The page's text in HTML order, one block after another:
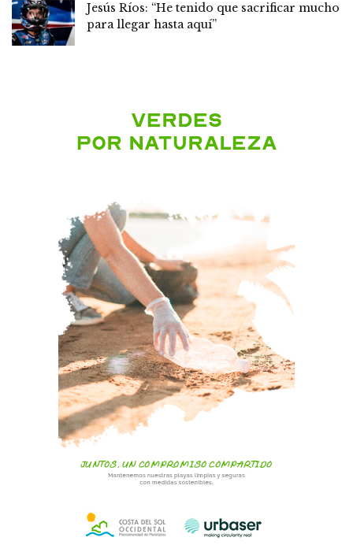
Jesús Ríos: “He tenido que sacrificar mucho
para llegar hasta aquí”